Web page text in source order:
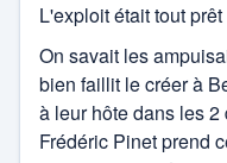
BLOGS SPORT
AS Ampuis Rugby
ANNUAIRE
L'exploit était tout prêt
On savait les
bien faillit le créer à
à leur hôte dans les
Frédéric Pinet prend